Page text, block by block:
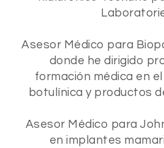
Asesor Médico para
donde he dirigido
formación médica en
botulínica y productos
Asesor Médico para
en implantes